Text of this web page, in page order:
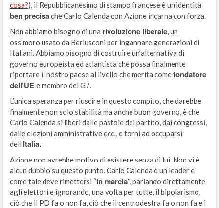
cosa?), il Repubblicanesimo di stampo francese è un’identità
ben precisache Carlo Calenda con Azione incarna con forza.
Non abbiamo bisogno di una rivoluzione liberale, un
ossimoro usato da Berlusconi per ingannare generazioni di
Italiani. Abbiamo bisogno di costruire un’alternativa di
governo europeista ed atlantista che possa finalmente
riportare il nostro paese al livello che merita comefondatore
dell’UE e membro del G7.
L’unica speranza per riuscire in questo compito, che darebbe
finalmente non solo stabilità ma anche buon governo, è che
Carlo Calenda si liberi dalle pastoie del partito, dai congressi,
dalle elezioni amministrative ecc., e torni ad occuparsi
dell’Italia.
Azione non avrebbe motivo di esistere senza di lui. Non vi è
alcun dubbio su questo punto. Carlo Calenda è un leader e
come tale deve rimettersi “in marcia“, parlando direttamente
agli elettori e ignorando, una volta per tutte, il bipolarismo,
ciò che il PD fa o non fa, ciò che il centrodestra fa o non fa e i